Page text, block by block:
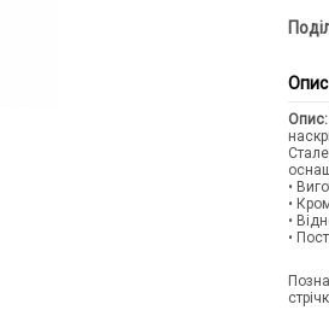
Опис
Опис:
•
•
•
•